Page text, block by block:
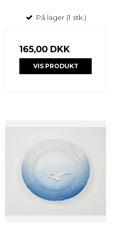
På lager (1 stk.)
165,00 DKK
VIS PRODUKT